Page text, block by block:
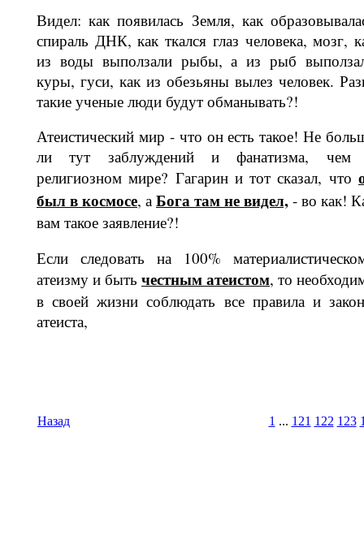
Видел: как появилась Земля, как
спираль ДНК, как ткался глаз человека, мозг,
из воды вы­ползали рыбы, а из рыб
куры, гуси, как из обезьяны вылез человек.
такие ученые люди будут обма­нывать?!
Атеистический мир - что он есть такое! Не
ли тут заблуждений и фана­тизма, чем
религиозном мире? Гага­рин и тот сказал, что
был в кос­мосе, а Бога там не видел, - во как!
вам такое заявление?!
Если следовать на 100%
атеизму и быть честным атеистом, то
в своей жизни соблюдать все правила и
атеиста,
Назад 1 ... 121 122 123